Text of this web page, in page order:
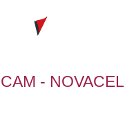
CAM - NOVACEL